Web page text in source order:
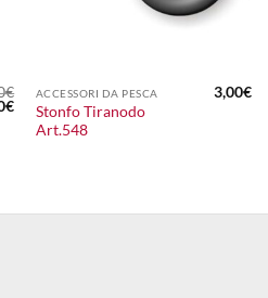
€
€Il
prezzo
attuale
ACCESSORI DA PESCA
Stonfo Tiranodo
Art.548
3,00€